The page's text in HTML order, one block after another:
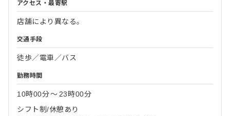
アクセス・最寄駅
店舗により異なる。
交通手段
徒歩／電車／バス
勤務時間
10時00分〜 23時00分
シフト制/休憩あり